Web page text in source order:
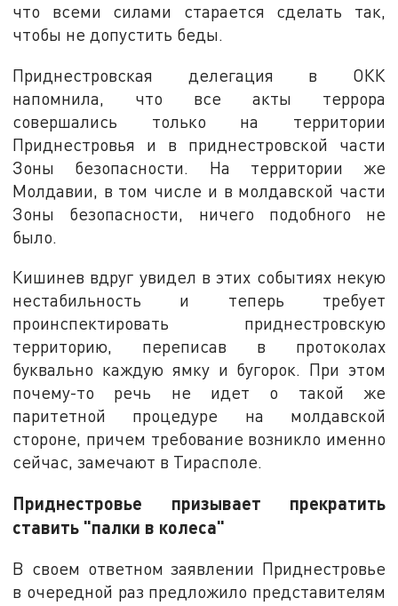
что всеми силами старается сделать так,
чтобы не допустить беды.
Приднестровская делегация в ОКК
напомнила, что все акты террора
совершались только на территории
Приднестровья и в приднестровской части
Зоны безопасности. На территории же
Молдавии, в том числе и в молдавской части
Зоны безопасности, ничего подобного не
было.
Кишинев вдруг увидел в этих событиях некую
нестабильность и теперь требует
проинспектировать приднестровскую
территорию, переписав в протоколах
буквально каждую ямку и бугорок. При этом
почему-то речь не идет о такой же
паритетной процедуре на молдавской
стороне, причем требование возникло именно
сейчас, замечают в Тирасполе.
Приднестровье призывает прекратить
ставить "палки в колеса"
В своем ответном заявлении Приднестровье
в очередной раз предложило представителям